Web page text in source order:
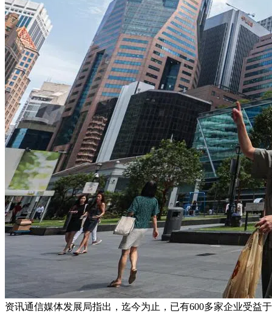
资讯通信媒体发展局指出，迄今为止，已有600多家企业受益